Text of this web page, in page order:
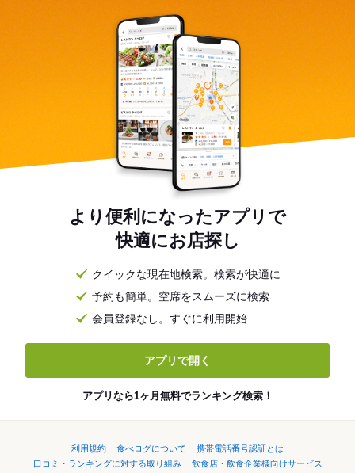
より便利になったアプリで
快適にお店探し
クイックな現在地検索。検索が快適に
予約も簡単。空席をスムーズに検索
会員登録なし。すぐに利用開始
アプリで開く
アプリなら1ヶ月無料でランキング検索！
利用規約 食べログについて
携帯電話番号認証とは
口コミ・ランキングに対する取り組み
飲食店・飲食企業様向けサービス